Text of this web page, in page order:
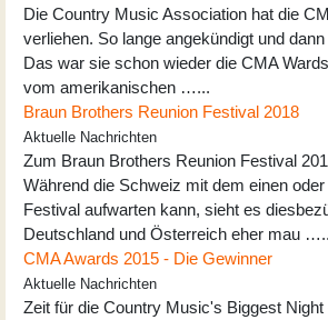
Die Country Music Association hat die
verliehen. So lange angekündigt und
Das war sie schon wieder die CMA
vom amerikanischen …...
Braun Brothers Reunion Festival 2018
Aktuelle Nachrichten
Zum Braun Brothers Reunion Festival
Während die Schweiz mit dem einen
Festival aufwarten kann, sieht es
Deutschland und Österreich eher mau
CMA Awards 2015 - Die Gewinner
Aktuelle Nachrichten
Zeit für die Country Music's Biggest